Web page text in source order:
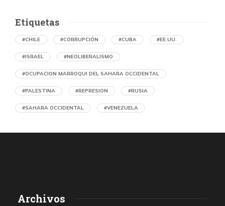
Ejecución de niños palestinos con un solo
con una única herida de bala en la cabeza o el pecho, un indicio
Etiquetas
#CHILE #CORRUPCIÓN #CUBA #EE.UU.
#ISRAEL #NEOLIBERALISMO
#OCUPACION MARROQUI DEL SAHARA OCCIDENTAL
#PALESTINA #REPRESION #RUSIA
#SAHARA OCCIDENTAL #VENEZUELA
Archivos